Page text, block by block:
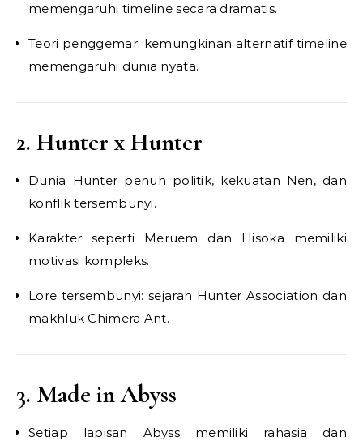
memengaruhi timeline secara dramatis.
Teori penggemar: kemungkinan alternatif timeline
memengaruhi dunia nyata.
2. Hunter x Hunter
Dunia Hunter penuh politik, kekuatan Nen, dan
konflik tersembunyi.
Karakter seperti Meruem dan Hisoka memiliki
motivasi kompleks.
Lore tersembunyi: sejarah Hunter Association dan
makhluk Chimera Ant.
3. Made in Abyss
Setiap lapisan Abyss memiliki rahasia dan